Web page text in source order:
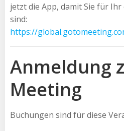
jetzt die App, damit Sie für
sind:
https://
Anmeldung
Meeting
Buchungen sind für diese